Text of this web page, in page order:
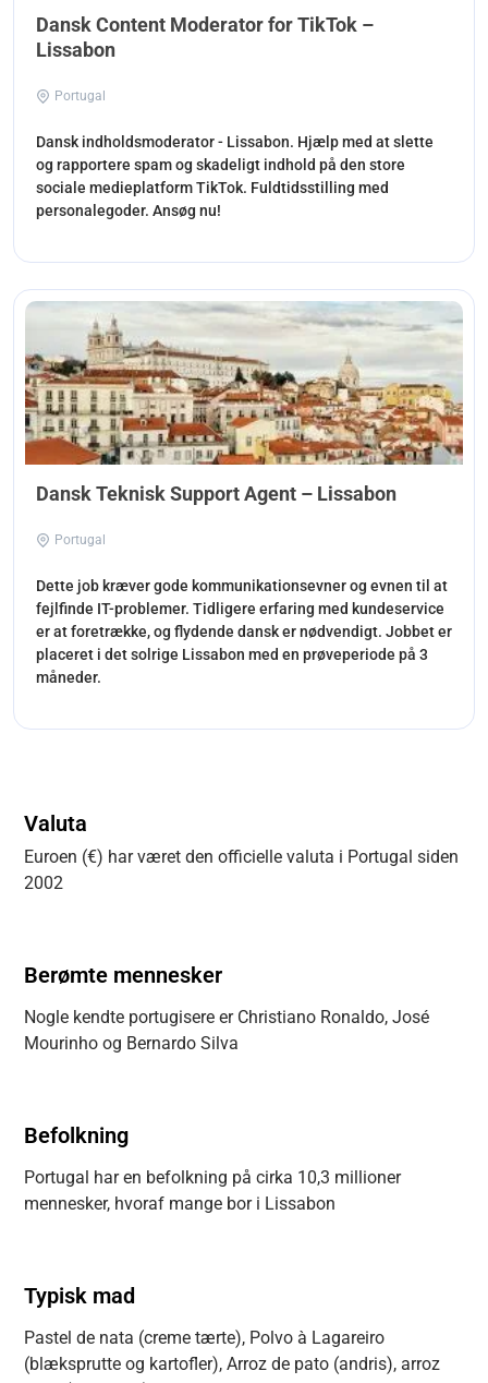
Dansk Content Moderator for TikTok –
Lissabon
Portugal
Dansk indholdsmoderator - Lissabon. Hjælp med at slette
og rapportere spam og skadeligt indhold på den store
sociale medieplatform TikTok. Fuldtidsstilling med
personalegoder. Ansøg nu!
Dansk Teknisk Support Agent – Lissabon
Portugal
Dette job kræver gode kommunikationsevner og evnen til at
fejlfinde IT-problemer. Tidligere erfaring med kundeservice
er at foretrække, og flydende dansk er nødvendigt. Jobbet er
placeret i det solrige Lissabon med en prøveperiode på 3
måneder.
Valuta
Euroen (€) har været den officielle valuta i Portugal siden
2002
Berømte mennesker
Nogle kendte portugisere er Christiano Ronaldo, José
Mourinho og Bernardo Silva
Befolkning
Portugal har en befolkning på cirka 10,3 millioner
mennesker, hvoraf mange bor i Lissabon
Typisk mad
Pastel de nata (creme tærte), Polvo à Lagareiro
(blæksprutte og kartofler), Arroz de pato (andris), arroz